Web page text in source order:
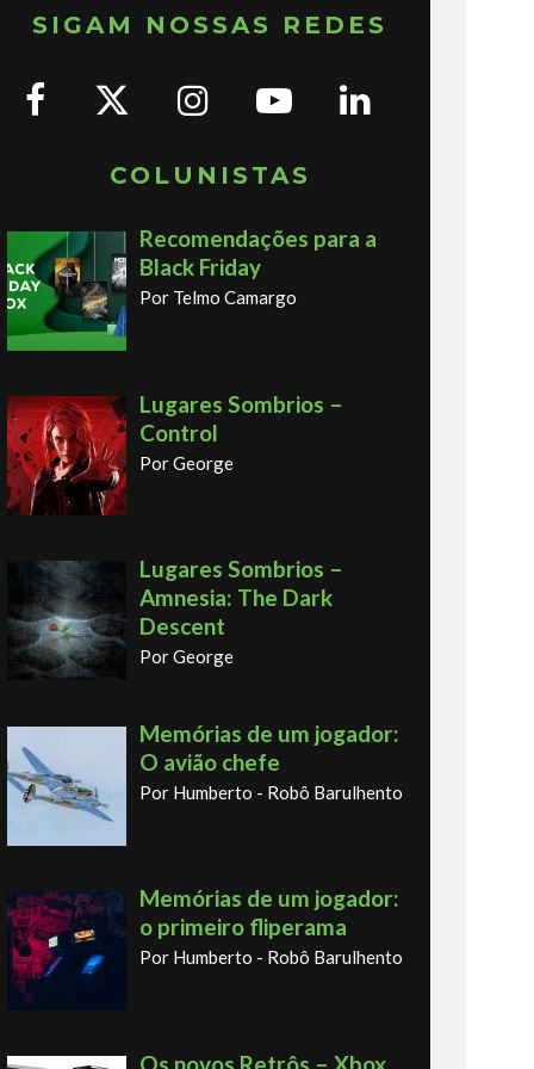
SIGAM NOSSAS REDES
COLUNISTAS
Recomendações para a
Black Friday
Por Telmo Camargo
Lugares Sombrios –
Control
Por George
Lugares Sombrios –
Amnesia: The Dark
Descent
Por George
Memórias de um jogador:
O avião chefe
Por Humberto - Robô Barulhento
Memórias de um jogador:
o primeiro fliperama
Por Humberto - Robô Barulhento
Os novos Retrôs – Xbox